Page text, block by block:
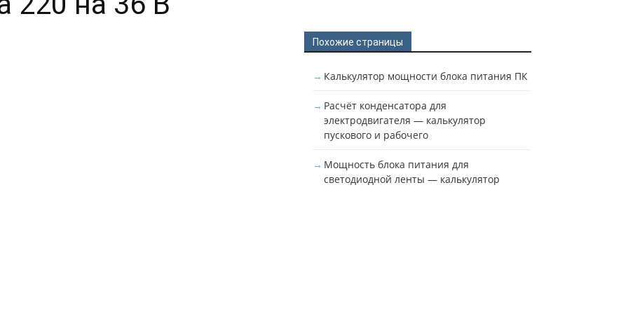
Похожие страницы
Калькулятор мощности блока питания ПК
Расчёт конденсатора для
электродвигателя — калькулятор
пускового и рабочего
Мощность блока питания для
светодиодной ленты — калькулятор